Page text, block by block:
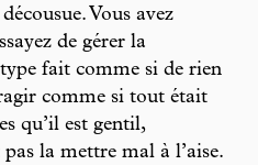
Vous avez
de gérer la
fait comme si de rien
comme si tout était
qu’il est gentil,
la mettre mal à l’aise.